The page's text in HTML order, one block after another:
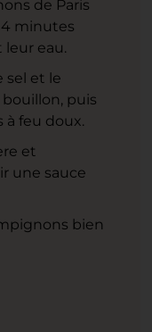
de Paris
minutes
leur eau.
sel et le
bouillon, puis
à feu doux.
et
une sauce
bien